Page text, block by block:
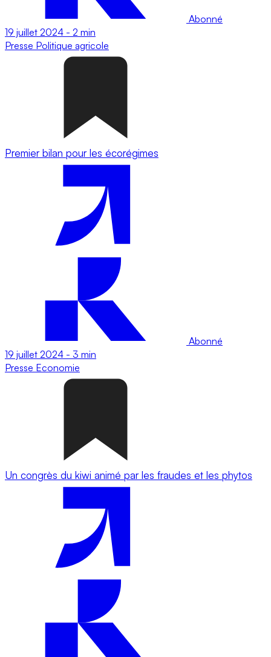
Abonné
19 juillet 2024 - 2 min
Presse Politique agricole
Premier bilan pour les écorégimes
Abonné
19 juillet 2024 - 3 min
Presse Economie
Un congrès du kiwi animé par les fraudes et les phytos